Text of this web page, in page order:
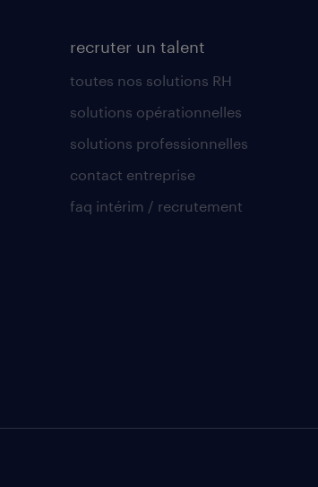
recruter un talent
toutes nos solutions RH
solutions opérationnelles
solutions professionnelles
contact entreprise
faq intérim / recrutement